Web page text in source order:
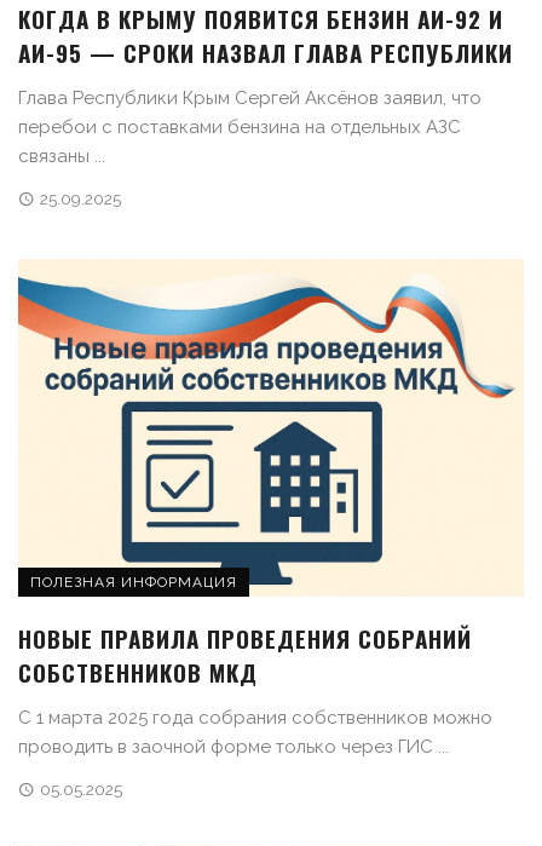
КОГДА В КРЫМУ ПОЯВИТСЯ БЕНЗИН АИ-92 И
АИ-95 — СРОКИ НАЗВАЛ ГЛАВА РЕСПУБЛИКИ
Глава Республики Крым Сергей Аксёнов заявил, что
перебои с поставками бензина на отдельных АЗС
связаны ...
25.09.2025
ПОЛЕЗНАЯ ИНФОРМАЦИЯ
НОВЫЕ ПРАВИЛА ПРОВЕДЕНИЯ СОБРАНИЙ
СОБСТВЕННИКОВ МКД
С 1 марта 2025 года собрания собственников можно
проводить в заочной форме только через ГИС ...
05.05.2025